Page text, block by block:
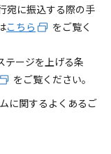
宛に振込する際の手
こちら
をご覧く
テージを上げる条
をご覧ください。
に関するよくあるご